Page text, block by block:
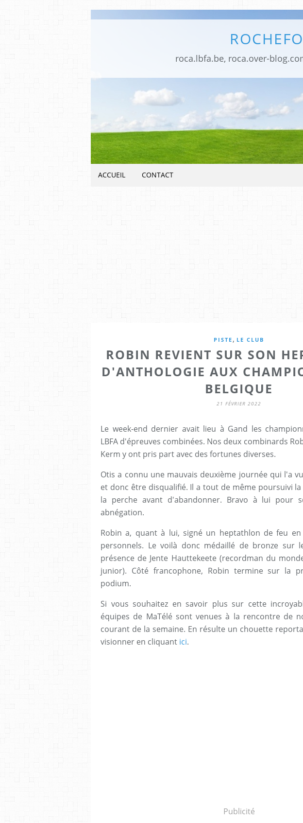
roca.lbfa.be, roca.over-
ACCUEIL CONTACT
PISTE , LE CLUB
ROBIN REVIENT SUR SON
D'ANTHOLOGIE AUX
BELGIQUE
21 FÉVRIER 2022
Le week-end dernier avait lieu à Gand les
LBFA d'épreuves combinées. Nos deux combinards
Kerm y ont pris part avec des fortunes diverses.
Otis a connu une mauvais deuxième journée qui l'a
et donc être disqualifié. Il a tout de même poursuivi
la perche avant d'abandonner. Bravo à lui pour
abnégation.
Robin a, quant à lui, signé un heptathlon de feu
personnels. Le voilà donc médaillé de bronze sur
présence de Jente Hauttekeete (recordman du
junior). Côté francophone, Robin termine sur la
podium.
Si vous souhaitez en savoir plus sur cette
équipes de MaTélé sont venues à la rencontre de
courant de la semaine. En résulte un chouette
visionner en cliquant ici.
Publicité